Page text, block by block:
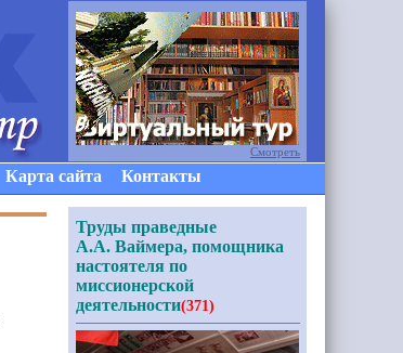
Карта сайта Контакты
Смотреть
Труды праведные
А.А. Ваймера, помощника
настоятеля по
миссионерской
деятельности(371)